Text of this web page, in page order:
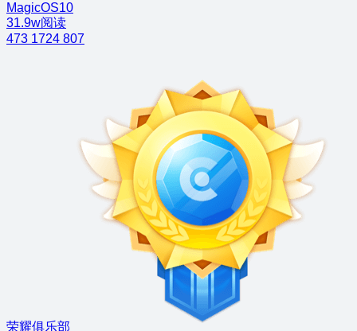
MagicOS10
31.9w阅读
473 1724 807
荣耀俱乐部